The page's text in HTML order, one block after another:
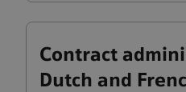
Contract
Dutch and